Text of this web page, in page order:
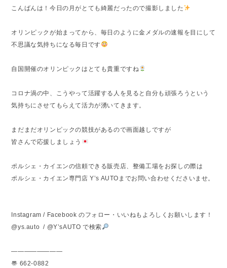
こんばんは！今日の月がとても綺麗だったので撮影しました
オリンピックが始まってから、毎日のように金メダルの速報を目にして
不思議な気持ちになる毎日です
自国開催のオリンピックはとても貴重ですね
コロナ渦の中、こうやって活躍する人を見ると自分も頑張ろうという
気持ちにさせてもらえて活力が湧いてきます。
まだまだオリンピックの競技があるので画面越しですが
皆さんで応援しましょう
ポルシェ・カイエンの信頼できる販売店、整備工場をお探しの際は
ポルシェ・カイエン専門店 Y’s AUTOまでお問い合わせくださいませ。
Instagram / Facebook のフォロー・いいねもよろしくお願いします！
@ys.auto / @Y’sAUTO で検索
————————
〠 662-0882